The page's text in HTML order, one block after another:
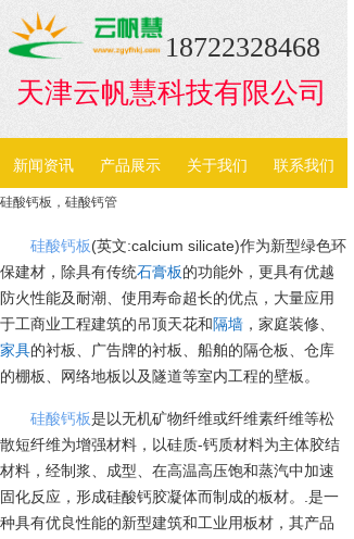
天津云帆慧科技有限公司
18722328468
新闻资讯 产品展示 关于我们 联系我们
硅酸钙板，硅酸钙管
硅酸钙板(英文:calcium silicate)作为新型绿色环
保建材，除具有传统石膏板的功能外，更具有优越
防火性能及耐潮、使用寿命超长的优点，大量应用
于工商业工程建筑的吊顶天花和隔墙 ，家庭装修、
家具的衬板、广告牌的衬板、船舶的隔仓板、仓库
的棚板、网络地板以及隧道等室内工程的壁板。
硅酸钙板是以无机矿物纤维或纤维素纤维等松
散短纤维为增强材料，以硅质-钙质材料为主体胶结
材料，经制浆、成型、在高温高压饱和蒸汽中加速
固化反应，形成硅酸钙胶凝体而制成的板材。.是一
种具有优良性能的新型建筑和工业用板材，其产品